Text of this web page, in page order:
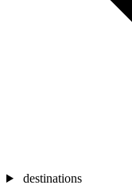
destinations